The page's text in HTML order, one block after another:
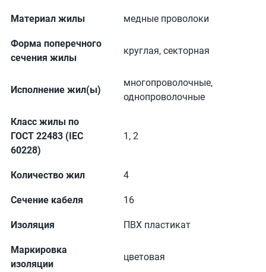
Материал жилы медные проволоки
Форма поперечного
сечения жилы
круглая, секторная
Исполнение жил(ы)
многопроволочные,
однопроволочные
Класс жилы по
ГОСТ 22483 (IEC
60228)
1, 2
Количество жил 4
Сечение кабеля 16
Изоляция ПВХ пластикат
Маркировка
изоляции
цветовая